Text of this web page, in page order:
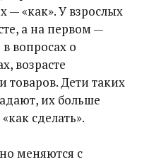
— «как». У взрослых
а на первом —
в вопросах о
возрасте
товаров. Дети таких
их больше
сделать».
меняются с